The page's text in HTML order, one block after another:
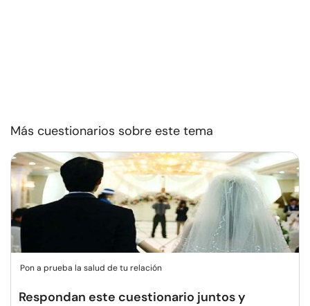
Más cuestionarios sobre este tema
Pon a prueba la salud de tu relación
Respondan este cuestionario juntos y